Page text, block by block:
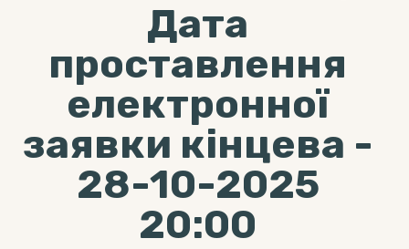
Дата
проставлення
електронної
заявки кінцева -
28-10-2025
20:00